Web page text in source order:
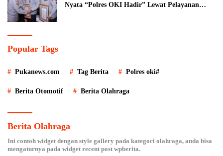
Nyata “Polres OKI Hadir” Lewat Pelayanan
Popular Tags
Pukanews.com Tag Berita Polres oki#
Berita Otomotif Berita Olahraga
Berita Olahraga
Ini contoh widget dengan style gallery pada kategori olahraga, anda bisa
mengaturnya pada widget recent post wpberita.